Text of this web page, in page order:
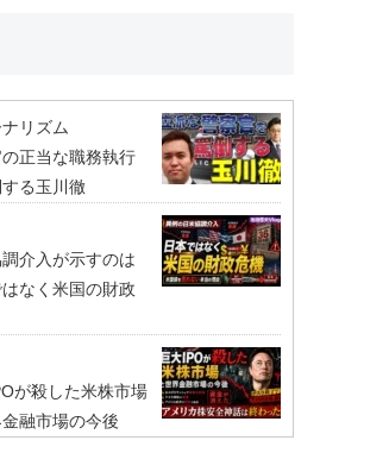
リズム
正当な職務執行
る玉川徹
介入が示すのは
なく米国の財政
が殺した米株市場
融市場の今後